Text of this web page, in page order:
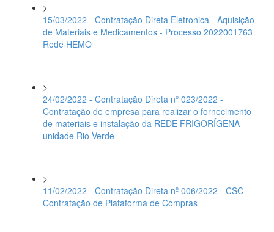
>
15/03/2022 - Contratação Direta Eletronica - Aquisição
de Materiais e Medicamentos - Processo 2022001763
Rede HEMO
>
24/02/2022 - Contratação Direta nº 023/2022 -
Contratação de empresa para realizar o fornecimento
de materiais e instalação da REDE FRIGORÍGENA -
unidade Rio Verde
>
11/02/2022 - Contratação Direta nº 006/2022 - CSC -
Contratação de Plataforma de Compras